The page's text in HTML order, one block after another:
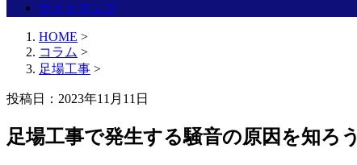
サイトマップ
HOME >
コラム >
足場工事 >
投稿日：2023年11月11日
足場工事で発生する騒音の原因を知ろう